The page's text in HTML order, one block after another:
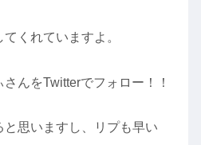
くれていますよ。
んをTwitterでフォロー！！
思いますし、リプも早い